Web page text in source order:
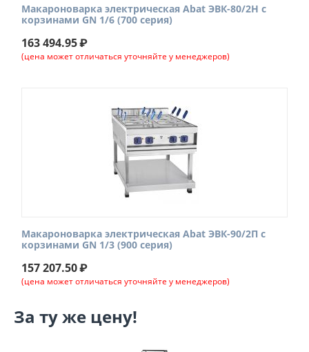
Макароноварка электрическая Abat ЭВК-80/2Н с
корзинами GN 1/6 (700 серия)
163 494.95₽
(цена может отличаться уточняйте у менеджеров)
Макароноварка электрическая Abat ЭВК-90/2П с
корзинами GN 1/3 (900 серия)
157 207.50₽
(цена может отличаться уточняйте у менеджеров)
За ту же цену!